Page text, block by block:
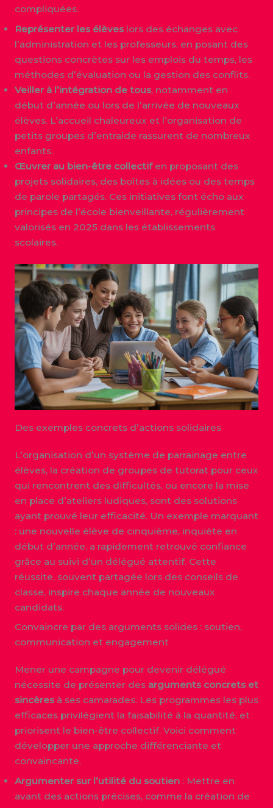
compliquées.
Représenter les élèveslors des échanges avec
l’administration et les professeurs, en posant des
questions concrètes sur les emplois du temps, les
méthodes d’évaluation ou la gestion des conflits.
Veiller à l’intégration de tous, notamment en
début d’année ou lors de l’arrivée de nouveaux
élèves. L’accueil chaleureux et l’organisation de
petits groupes d’entraide rassurent de nombreux
enfants.
Œuvrer au bien-être collectifen proposant des
projets solidaires, des boîtes à idées ou des temps
de parole partagés. Ces initiatives font écho aux
principes de l’école bienveillante, régulièrement
valorisés en 2025 dans les établissements
scolaires.
Des exemples concrets d’actions solidaires
L’organisation d’un système de parrainage entre
élèves, la création de groupes de tutorat pour ceux
qui rencontrent des difficultés, ou encore la mise
en place d’ateliers ludiques, sont des solutions
ayant prouvé leur efficacité. Un exemple marquant
: une nouvelle élève de cinquième, inquiète en
début d’année, a rapidement retrouvé confiance
grâce au suivi d’un délégué attentif. Cette
réussite, souvent partagée lors des conseils de
classe, inspire chaque année de nouveaux
candidats.
Convaincre par des arguments solides : soutien,
communication et engagement
Mener une campagne pour devenir délégué
nécessite de présenter des arguments concrets et
sincèresà ses camarades. Les programmes les plus
efficaces privilégient la faisabilité à la quantité, et
priorisent le bien-être collectif. Voici comment
développer une approche différenciante et
convaincante.
Argumenter sur l’utilité du soutien: Mettre en
avant des actions précises, comme la création de